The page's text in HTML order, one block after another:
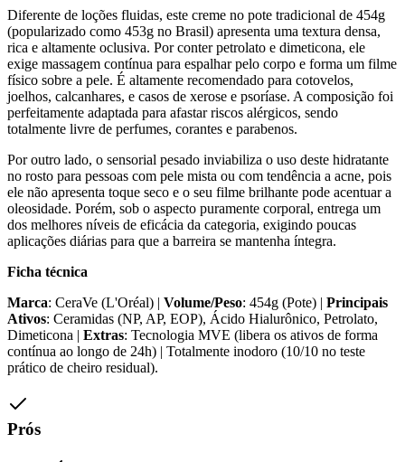
Diferente de loções fluidas, este creme no pote tradicional de 454g
(popularizado como 453g no Brasil) apresenta uma textura densa,
rica e altamente oclusiva. Por conter petrolato e dimeticona, ele
exige massagem contínua para espalhar pelo corpo e forma um filme
físico sobre a pele. É altamente recomendado para cotovelos,
joelhos, calcanhares, e casos de xerose e psoríase. A composição foi
perfeitamente adaptada para afastar riscos alérgicos, sendo
totalmente livre de perfumes, corantes e parabenos.
Por outro lado, o sensorial pesado inviabiliza o uso deste hidratante
no rosto para pessoas com pele mista ou com tendência a acne, pois
ele não apresenta toque seco e o seu filme brilhante pode acentuar a
oleosidade. Porém, sob o aspecto puramente corporal, entrega um
dos melhores níveis de eficácia da categoria, exigindo poucas
aplicações diárias para que a barreira se mantenha íntegra.
Ficha técnica
Marca: CeraVe (L'Oréal) | Volume/Peso: 454g (Pote) | Principais
Ativos: Ceramidas (NP, AP, EOP), Ácido Hialurônico, Petrolato,
Dimeticona | Extras: Tecnologia MVE (libera os ativos de forma
contínua ao longo de 24h) | Totalmente inodoro (10/10 no teste
prático de cheiro residual).
Prós